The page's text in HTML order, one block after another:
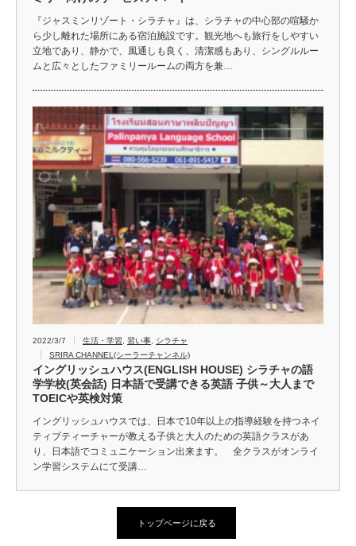
『ジャスミンリゾート・シラチャ』は、シラチャの中心部の喧騒か
ら少し離れた場所にある宿泊施設です。観光地へも旅行をしやすい
立地であり、静かで、風通しも良く、清潔感もあり、シングルルー
ムと広々としたファミリールームの両方を兼…
2022/3/7 生活・学習 習い事
シラチャ
SRIRA CHANNEL(シーラーチャンネル)
イングリッシュハウス(ENGLISH HOUSE) シラチャの語
学学校(英会話) 日本語で受講できる英語 子供～大人まで
TOEICや英検対策
イングリッシュハウスでは、日本で10年以上の指導経験を持つネイ
ティブティーチャーが教える子供と大人のための英語クラスがあ
り、日本語でコミュニケーション出来ます。 全クラスがオンライ
ン学習システムにて受講…
トップページに戻る